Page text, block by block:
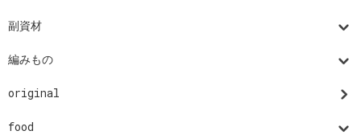
副資材
編みもの
original
food